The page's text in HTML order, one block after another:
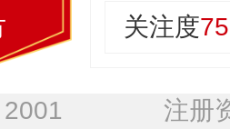
关注度
注册